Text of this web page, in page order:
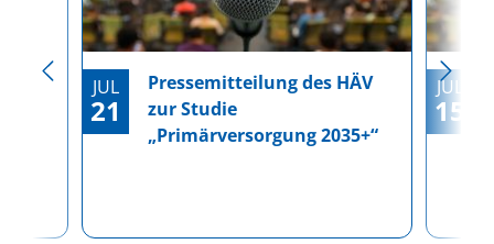
JUL
21
Pressemitteilung des HÄV
zur Studie
„Primärversorgung 2035+“
JUL
15